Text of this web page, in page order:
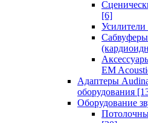
[6]
EM
Адаптеры
оборудования
Оборудование